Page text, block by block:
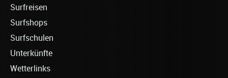
Surfreisen
Surfshops
Surfschulen
Unterkünfte
Wetterlinks